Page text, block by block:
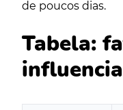
de poucos dias.
Tabela: